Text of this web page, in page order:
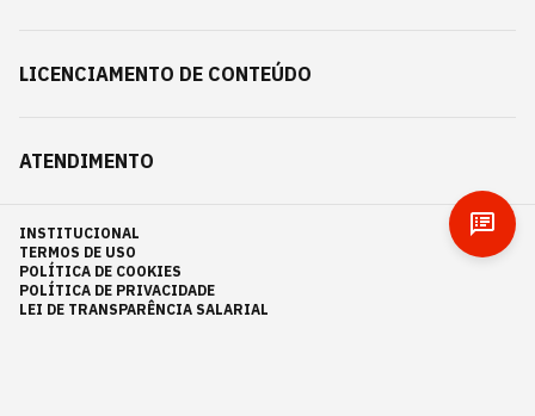
LICENCIAMENTO DE CONTEÚDO
ATENDIMENTO
INSTITUCIONAL
TERMOS DE USO
POLÍTICA DE COOKIES
POLÍTICA DE PRIVACIDADE
LEI DE TRANSPARÊNCIA SALARIAL